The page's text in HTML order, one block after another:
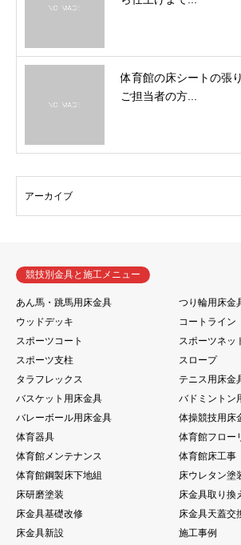
体育館の床シートの張
ご担当者の方...
競技別金具と施工メニュー
あん馬・跳馬用床金具
つり輪用床金
ウッドデッキ
コートライン
スポーツコート
スポーツネッ
スポーツ支柱
スロープ
タラフレックス
テニス用床金
バスケット用床金具
バドミントン
バレーボール用床金具
体操競技用床
体育器具
体育館フロー
体育館メンテナンス
体育館床工事
体育館鋼製床下地組
床ウレタン塗
床研磨塗装
床金具取り換
床金具基礎改修
床金具天蓋交
床金具新設
施工事例